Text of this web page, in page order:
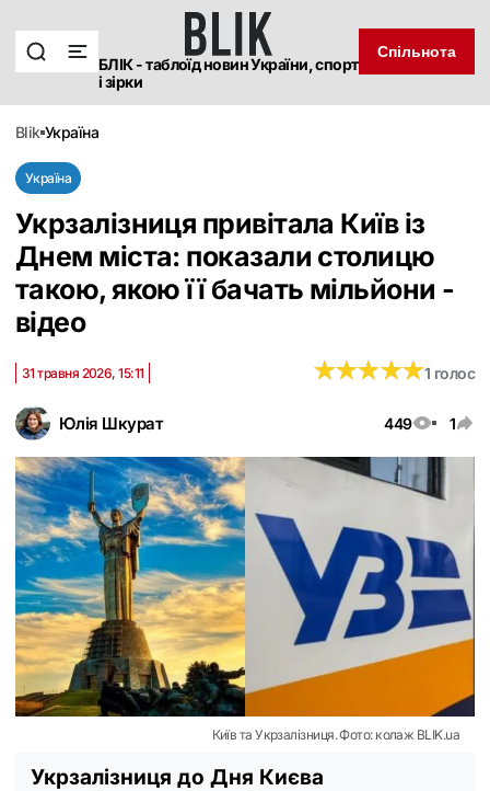
БЛІК - таблоїд новин України, спорт
і зірки
Спільнота
blik україна
Україна
Укрзалізниця привітала Київ із
Днем міста: показали столицю
такою, якою її бачать мільйони -
відео
Юлія Шкурат 449 1
31 травня 2026, 15:11 ★★★★★
★★★★★1 голос
Київ та Укрзалізниця. Фото: колаж BLIK.ua
Укрзалізниця до Дня Києва